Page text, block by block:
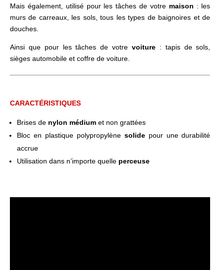
Mais également, utilisé pour les tâches de votre maison : les
murs de carreaux, les sols, tous les types de baignoires et de
douches.
Ainsi que pour les tâches de votre voiture : tapis de sols,
sièges automobile et coffre de voiture.
CARACTÉRISTIQUES
Brises de nylon médium et non grattées
Bloc en plastique polypropylène solidepour une durabilité
accrue
Utilisation dans n’importe quelle perceuse